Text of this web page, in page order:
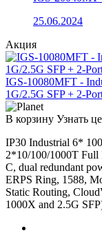
25.06.2024
Акция
IGS-10080MFT -
1G/2.5G SFP + 2-
В корзину Узнать
IP30 Industrial 6*
2*10/100/1000T Full
C, dual redundant
ERPS Ring, 1588,
Static Routing,
1000X and 2.5G